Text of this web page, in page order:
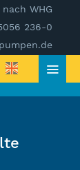
WHG
236-0